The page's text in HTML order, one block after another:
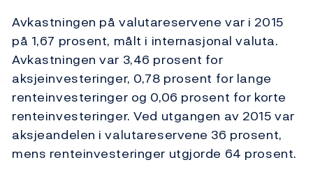
Avkastningen på valutareservene var i 2015
på 1,67 prosent, målt i internasjonal valuta.
Avkastningen var 3,46 prosent for
aksjeinvesteringer, 0,78 prosent for lange
renteinvesteringer og 0,06 prosent for korte
renteinvesteringer. Ved utgangen av 2015 var
aksjeandelen i valutareservene 36 prosent,
mens renteinvesteringer utgjorde 64 prosent.